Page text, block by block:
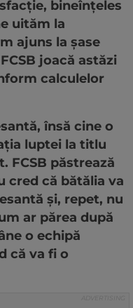
bineînțeles
uităm la
ajuns la șase
joacă astăzi
calculelor
însă cine o
luptei la titlu
FCSB păstrează
cred că bătălia va
și, repet, nu
ar părea după
o echipă
că va fi o